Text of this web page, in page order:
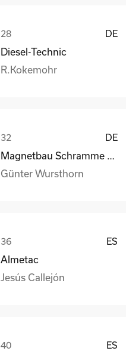
DE
Diesel-Technic
R.Kokemohr
DE
Günter Wursthorn
ES
Almetac
Jesús Callejón
ES